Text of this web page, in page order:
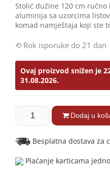
Stolić dužine 120 cm
aluminija sa uzorcima
komad namještaja koji ste
Rok isporuke do 21 dan
Ovaj proizvod snižen je
31.08.2026.
Dodaj u
Besplatna dostava za
Plaćanje karticama